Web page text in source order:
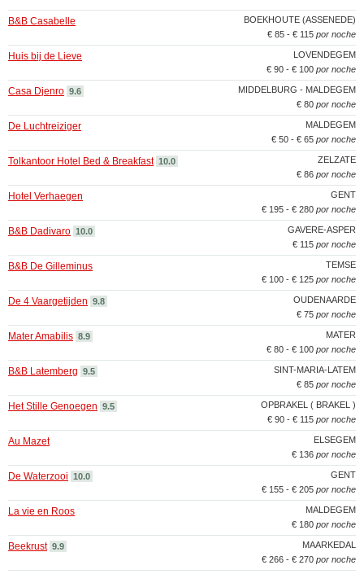
BOEKHOUTE (ASSENEDE)
B&B Casabelle
€ 85 - € 115 por noche
LOVENDEGEM
Huis bij de Lieve
€ 90 - € 100 por noche
MIDDELBURG - MALDEGEM
Casa Djenro 9.6
€ 80 por noche
MALDEGEM
De Luchtreiziger
€ 50 - € 65 por noche
ZELZATE
Tolkantoor Hotel Bed & Breakfast 10.0
€ 86 por noche
GENT
Hotel Verhaegen
€ 195 - € 280 por noche
GAVERE-ASPER
B&B Dadivaro 10.0
€ 115 por noche
TEMSE
B&B De Gilleminus
€ 100 - € 125 por noche
OUDENAARDE
De 4 Vaargetijden 9.8
€ 75 por noche
MATER
Mater Amabilis 8.9
€ 80 - € 100 por noche
SINT-MARIA-LATEM
B&B Latemberg 9.5
€ 85 por noche
OPBRAKEL ( BRAKEL )
Het Stille Genoegen 9.5
€ 90 - € 115 por noche
ELSEGEM
Au Mazet
€ 136 por noche
GENT
De Waterzooi 10.0
€ 155 - € 205 por noche
MALDEGEM
La vie en Roos
€ 180 por noche
MAARKEDAL
Beekrust 9.9
€ 266 - € 270 por noche